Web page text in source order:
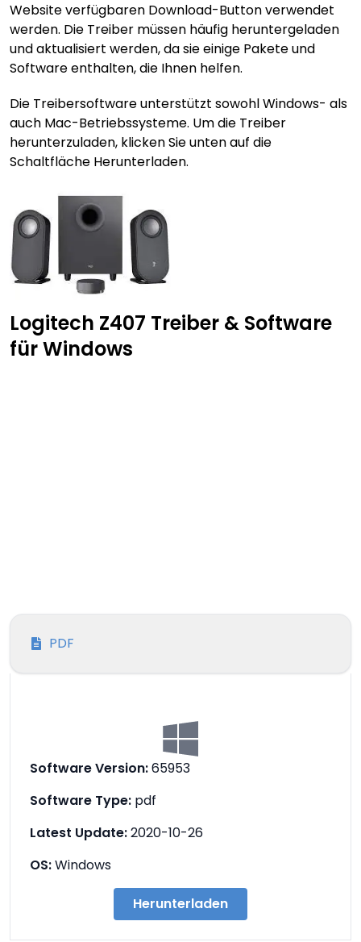
Website verfügbaren Download-Button verwendet
werden. Die Treiber müssen häufig heruntergeladen
und aktualisiert werden, da sie einige Pakete und
Software enthalten, die Ihnen helfen.
Die Treibersoftware unterstützt sowohl Windows- als
auch Mac-Betriebssysteme. Um die Treiber
herunterzuladen, klicken Sie unten auf die
Schaltfläche Herunterladen.
Logitech Z407 Treiber & Software
für Windows
PDF
Software Version:65953
Software Type: pdf
Latest Update:2020-10-26
OS:Windows
Herunterladen